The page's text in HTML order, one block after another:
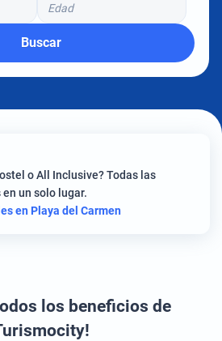
Edad
Buscar
o All Inclusive? Todas las
un solo lugar.
en Playa del Carmen
los beneficios de